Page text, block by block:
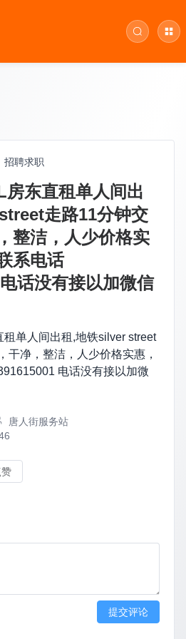
招聘求职
房东直租单人间出
走路11分钟交
整洁，人少价格实
系电话
话没有接以加微信
单人间出租,地铁silver street
干净，整洁，人少价格实惠，
电话没有接以加微
唐人街服务站
赞
提交评论